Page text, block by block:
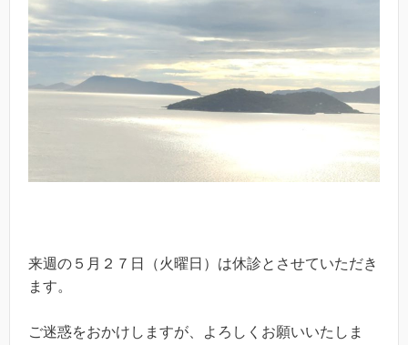
来週の５月２７日（火曜日）は休診とさせていただき
ます。
ご迷惑をおかけしますが、よろしくお願いいたしま